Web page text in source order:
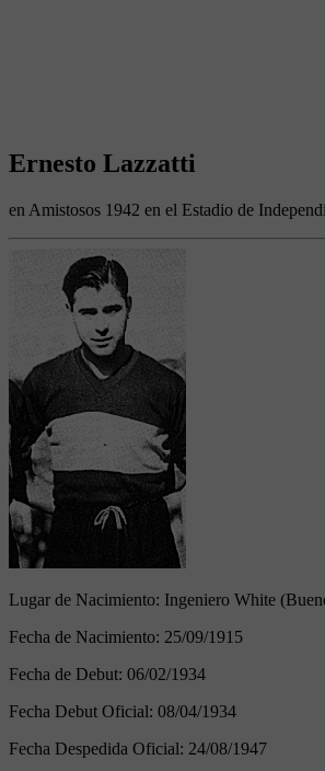
Ernesto Lazzatti
en Amistosos 1942 en el Estadio de
Lugar de Nacimiento: Ingeniero White
Fecha de Nacimiento: 25/09/1915
Fecha de Debut: 06/02/1934
Fecha Debut Oficial: 08/04/1934
Fecha Despedida Oficial: 24/08/1947